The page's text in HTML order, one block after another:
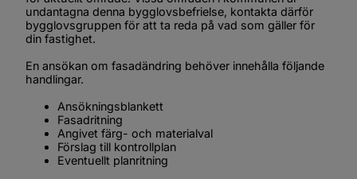
undantagna denna bygglovsbefrielse, kontakta därför
bygglovsgruppen för att ta reda på vad som gäller för
din fastighet.
En ansökan om fasadändring behöver innehålla följande
handlingar.
Ansökningsblankett
Fasadritning
Angivet färg- och materialval
Förslag till kontrollplan
Eventuellt planritning